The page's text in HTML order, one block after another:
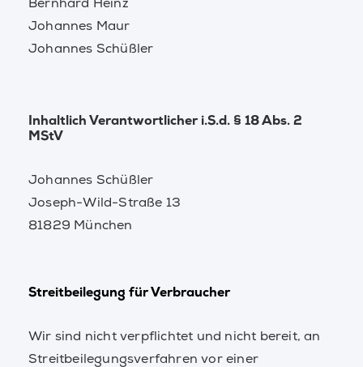
Bernhard Heinz
Johannes Maur
Johannes Schüßler
Inhaltlich Verantwortlicher i.S.d. § 18 Abs. 2
MStV
Johannes Schüßler
Joseph-Wild-Straße 13
81829 München
Streitbeilegung für Verbraucher
Wir sind nicht verpflichtet und nicht bereit, an
Streitbeilegungsverfahren vor einer